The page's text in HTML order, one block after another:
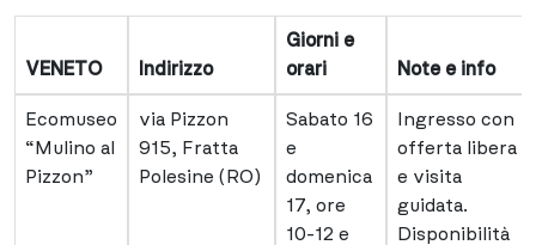
VENETO Indirizzo
Giorni e
orari
Note e info
Ecomuseo
“Mulino al
Pizzon”
via Pizzon
915, Fratta
Polesine (RO)
Sabato 16
e
domenica
17, ore
10-12 e
Ingresso con
offerta libera
e visita
guidata.
Disponibilità